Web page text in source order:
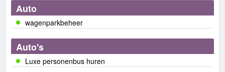
Auto
wagenparkbeheer
Auto's
Luxe personenbus huren